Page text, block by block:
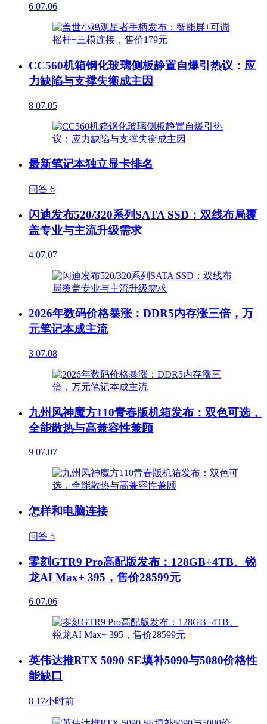
6 07.06
CC560机箱钢化玻璃侧板静置自爆引热议：应
力缺陷与支撑失衡成主因
8 07.05
最新笔记本独立显卡排名
问答 6
闪迪发布520/320系列SATA SSD：双线布局覆
盖专业与主流升级需求
4 07.07
2026年数码价格暴涨：DDR5内存涨三倍，万
元笔记本成主流
3 07.08
九州风神魔方110青春版机箱发布：双色可选，
全能散热与高兼容性兼顾
9 07.07
怎样和电脑连接
问答 5
零刻GTR9 Pro高配版发布：128GB+4TB、锐
龙AI Max+ 395，售价28599元
6 07.06
英伟达推RTX 5090 SE填补5090与5080价格性
能缺口
8 17小时前